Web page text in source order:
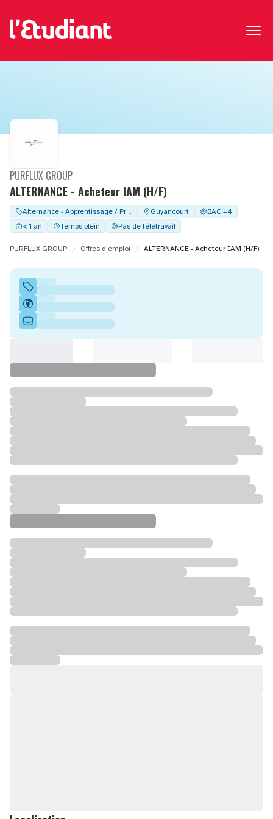
ALTERNANCE - Acheteur IAM (H/F)
PURFLUX GROUP
Alternance - Apprentissage / Professionalisation Guyancourt
BAC +4
< 1 an
Temps plein Pas de télétravail
PURFLUX GROUP Offres d'emploi ALTERNANCE - Acheteur IAM (H/F)